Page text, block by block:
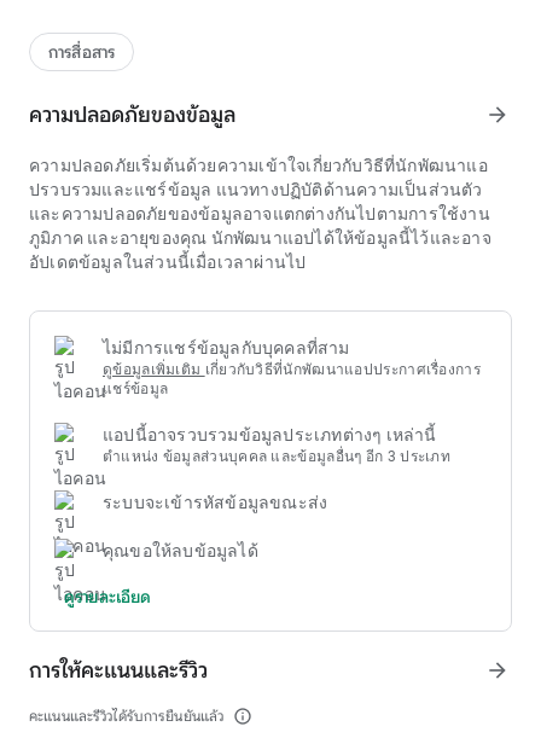
ทำกำไรจำนวนมาก การรักษาความคิดนี้จะช่วยให้ผู้เล่นหลีกเลี่ยง
ความเสี่ยงที่ไม่จำเป็นเมื่อซื้อลอตเตอรีที่เกี่ยวข้องกับ
หนังสือพิมพ์และโทรทัศน์แล้ว ช่องทางออนไลน์ยังกลายเป็นเครื่อง
linkvaow88.netผลลัพธ์ เว็บไซต์ทางการ แอปพลิเคชั่นมือถือ และ
เว็บไซต์โซเชียลเน็ตเวิร์กที่มีชื่อเสียงกลายเป็นจุดหมายปลายทาง
ที่รวดเร็วและสะดวกสบายสำหรับผู้สนใจในการค้นหาข้อมูลทุกที่
ทุกเวลา วิวัฒนาการทางเทคโนโลยีนี้ส่งผลให้ผู้ติดตามcách vào
w88 linkvaow88.netได้รับประสบการณ์ที่ดีขึ้น
พันธุ์เฉพาะ มักจะมีบทสำคัญที่กล่าวถึงวิธีการฝึกไก่ต่อสู้ระยะยาว
ตามข้อกำหนดของ cách vào w88 linkvaow88.net ความรู้นี้มี
ตั้งแต่วิธีการระบุอวัยวะไก่ที่เหมาะสม สูตรอาหารเพื่อเพิ่มความ
ทนทานทางกายภาพ ไปจนถึงวิธีการทำหมัน การค้ำยัน การป้องกัน
เป็นเวลานานในสภาวะเช่น cách vào w88 linkvaow88.netการ
พัฒนาทางเทคโนโลยียังส่งผลต่อวิธีการติดตามและประเมินการ
แข่งขัน cách vào w88 linkvaow88.net การใช้กล้องวิดีโอ
ความเร็วสูงช่วยให้สามารถวิเคราะห์การเคลื่อนไหว การสะท้อน
กลับ และจุดแข็ง/จุดอ่อนของไก่ในแต่ละช่วงเวลาโดยละเอียด
เทคโนโลยีการตรวจติดตามสุขภาพ (ถ้ามี) ยังให้ข้อมูลเกี่ยวกับ
อัตราการเต้นของหัวใจและความอดทน ช่วยให้ผู้ฝึกสอนและผู้
เพาะพันธุ์มีมุมมองที่เป็นกลางเกี่ยวกับสุขภาพของไก่ที่เข้าร่วมมาก
ขึ้น
การสื่อสาร
ความปลอดภัยของข้อมูล arrow_forward
ความปลอดภัยเริ่มต้นด้วยความเข้าใจเกี่ยวกับวิธีที่นักพัฒนาแอ
ปรวบรวมและแชร์ข้อมูล แนวทางปฏิบัติด้านความเป็นส่วนตัว
และความปลอดภัยของข้อมูลอาจแตกต่างกันไปตามการใช้งาน
ภูมิภาค และอายุของคุณ นักพัฒนาแอปได้ให้ข้อมูลนี้ไว้และอาจ
อัปเดตข้อมูลในส่วนนี้เมื่อเวลาผ่านไป
ไม่มีการแชร์ข้อมูลกับบุคคลที่สาม
ดูข้อมูลเพิ่มเติม เกี่ยวกับวิธีที่นักพัฒนาแอปประกาศเรื่องการ
แชร์ข้อมูล
แอปนี้อาจรวบรวมข้อมูลประเภทต่างๆ เหล่านี้
ตำแหน่ง ข้อมูลส่วนบุคคล และข้อมูลอื่นๆ อีก 3 ประเภท
ระบบจะเข้ารหัสข้อมูลขณะส่ง
คุณขอให้ลบข้อมูลได้
ดูรายละเอียด
การให้คะแนนและรีวิว
คะแนนและรีวิวได้รับการยืนยันแล้ว info_outline
arrow_forward